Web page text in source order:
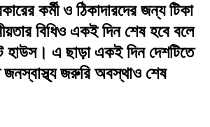
কর্মী ও ঠিকাদারদের জন্য টিকা
বিধিও একই দিন শেষ হবে বলে
হাউস। এ ছাড়া একই দিন দেশটিতে
জরুরি অবস্থাও শেষ